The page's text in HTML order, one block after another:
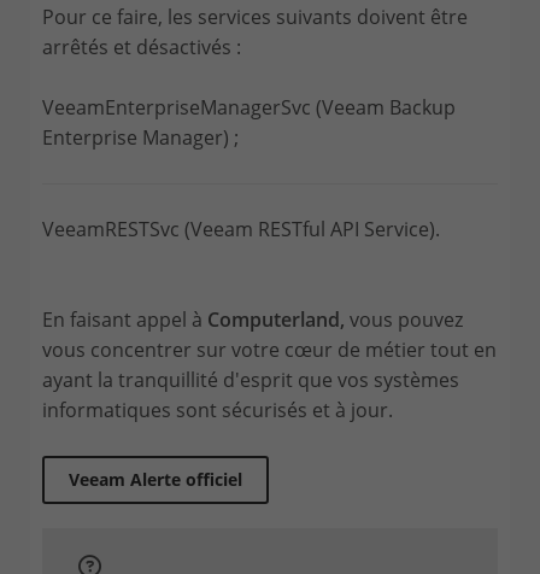
Pour ce faire, les services suivants doivent être
arrêtés et désactivés :
VeeamEnterpriseManagerSvc (Veeam Backup
Enterprise Manager) ;
VeeamRESTSvc (Veeam RESTful API Service).
En faisant appel à Computerland, vous pouvez
vous concentrer sur votre cœur de métier tout en
ayant la tranquillité d'esprit que vos systèmes
informatiques sont sécurisés et à jour.
Veeam Alerte officiel